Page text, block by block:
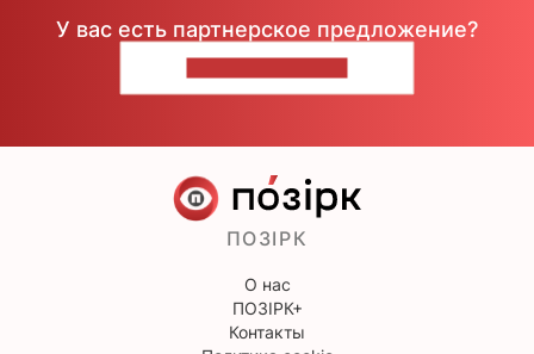
У вас есть партнерское предложение?
ПОЗІРК
О нас
ПОЗІРК+
Контакты